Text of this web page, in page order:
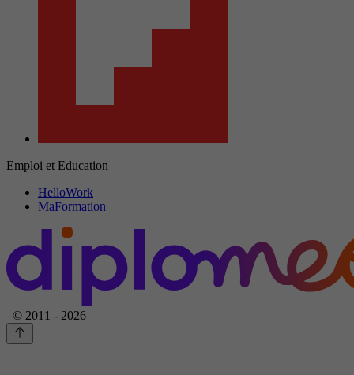
Emploi et Education
HelloWork
MaFormation
© 2011 - 2026